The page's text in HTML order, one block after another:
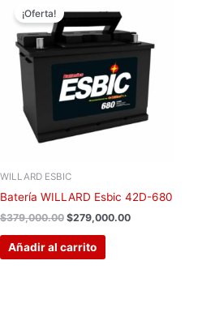
¡Oferta!
WILLARD ESBIC
Batería WILLARD Esbic 42D-680
$379,000.00
original
era:
$379,000.00.
$279,000.00
es:
$279,000.00.
Añadir al carrito